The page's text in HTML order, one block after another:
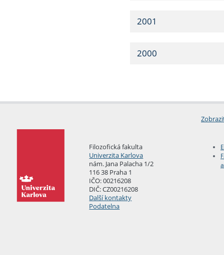
2001
2000
Filozofická fakulta
Univerzita Karlova
nám. Jana Palacha 1/2
116 38 Praha 1
IČO: 00216208
DIČ: CZ00216208
Další kontakty
Podatelna